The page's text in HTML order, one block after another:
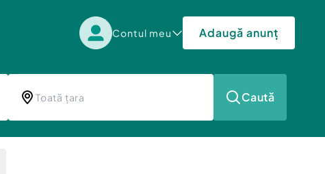
Contul meu Adaugă anunț
Caută